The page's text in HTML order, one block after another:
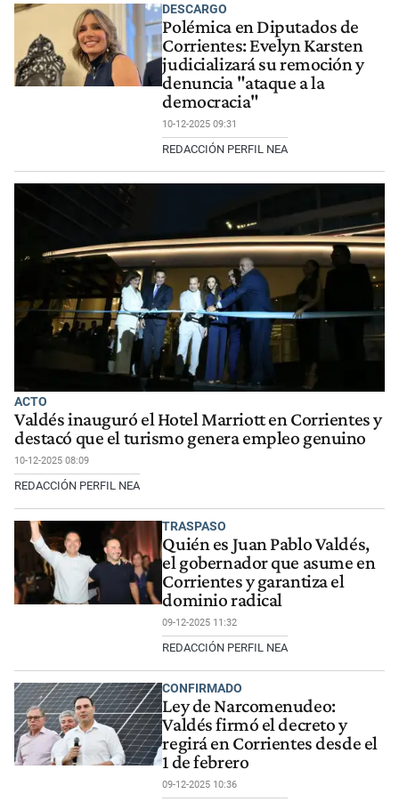
DESCARGO
Polémica en Diputados de
Corrientes: Evelyn Karsten
judicializará su remoción y
denuncia "ataque a la
democracia"
10-12-2025 09:31
REDACCIÓN PERFIL NEA
ACTO
Valdés inauguró el Hotel Marriott en Corrientes y
destacó que el turismo genera empleo genuino
10-12-2025 08:09
REDACCIÓN PERFIL NEA
TRASPASO
Quién es Juan Pablo Valdés,
el gobernador que asume en
Corrientes y garantiza el
dominio radical
09-12-2025 11:32
REDACCIÓN PERFIL NEA
CONFIRMADO
Ley de Narcomenudeo:
Valdés firmó el decreto y
regirá en Corrientes desde el
1 de febrero
09-12-2025 10:36